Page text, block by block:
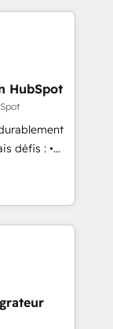
2024,
ecosystem,
for itself.
UK, USA,
and
HubSpot
défis : •
(ERP,
des
à